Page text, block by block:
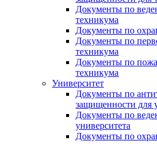
Документы по
техникума
Документы по
Документы по
техникума
Документы по
техникума
Университет
Документы по
защищенности для
Документы по
университета
Документы по